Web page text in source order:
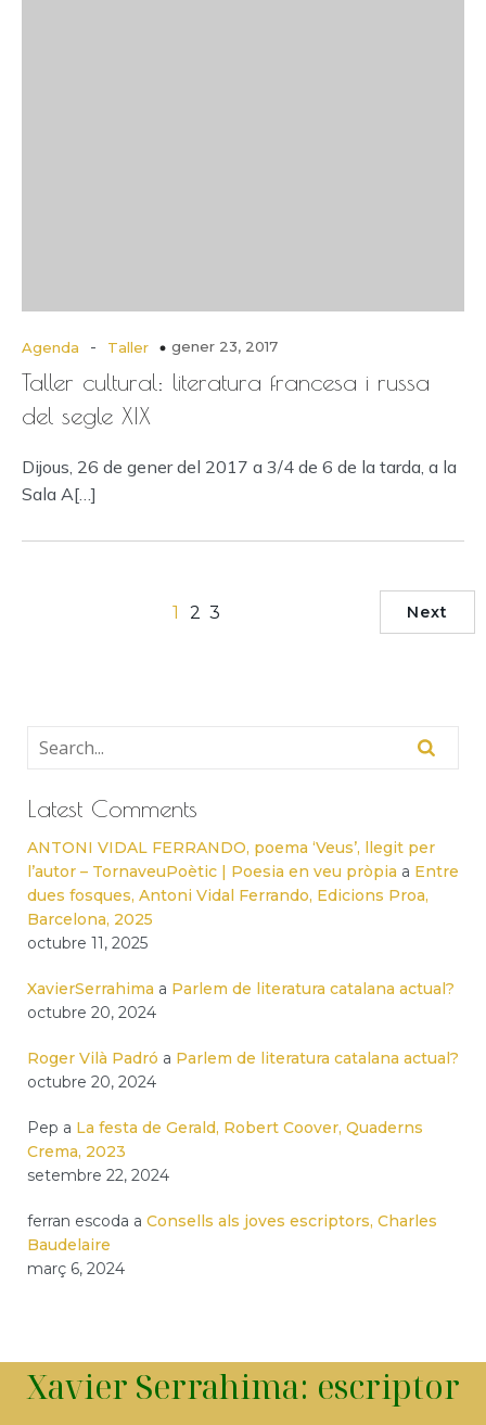
Agenda - Taller gener 23, 2017
Taller cultural: literatura francesa i russa
del segle XIX
Dijous, 26 de gener del 2017 a 3/4 de 6 de la tarda, a la
Sala A[…]
1 2 3 Next
Latest Comments
ANTONI VIDAL FERRANDO, poema ‘Veus’, llegit per
l’autor – TornaveuPoètic | Poesia en veu pròpia a Entre
dues fosques, Antoni Vidal Ferrando, Edicions Proa,
Barcelona, 2025
octubre 11, 2025
XavierSerrahima a Parlem de literatura catalana actual?
octubre 20, 2024
Roger Vilà Padró a Parlem de literatura catalana actual?
octubre 20, 2024
Pep a La festa de Gerald, Robert Coover, Quaderns
Crema, 2023
setembre 22, 2024
ferran escoda a Consells als joves escriptors, Charles
Baudelaire
març 6, 2024
Xavier Serrahima: escriptor